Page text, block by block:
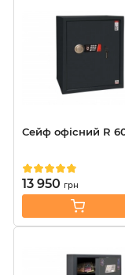
Сейф офісний R
13 950 грн